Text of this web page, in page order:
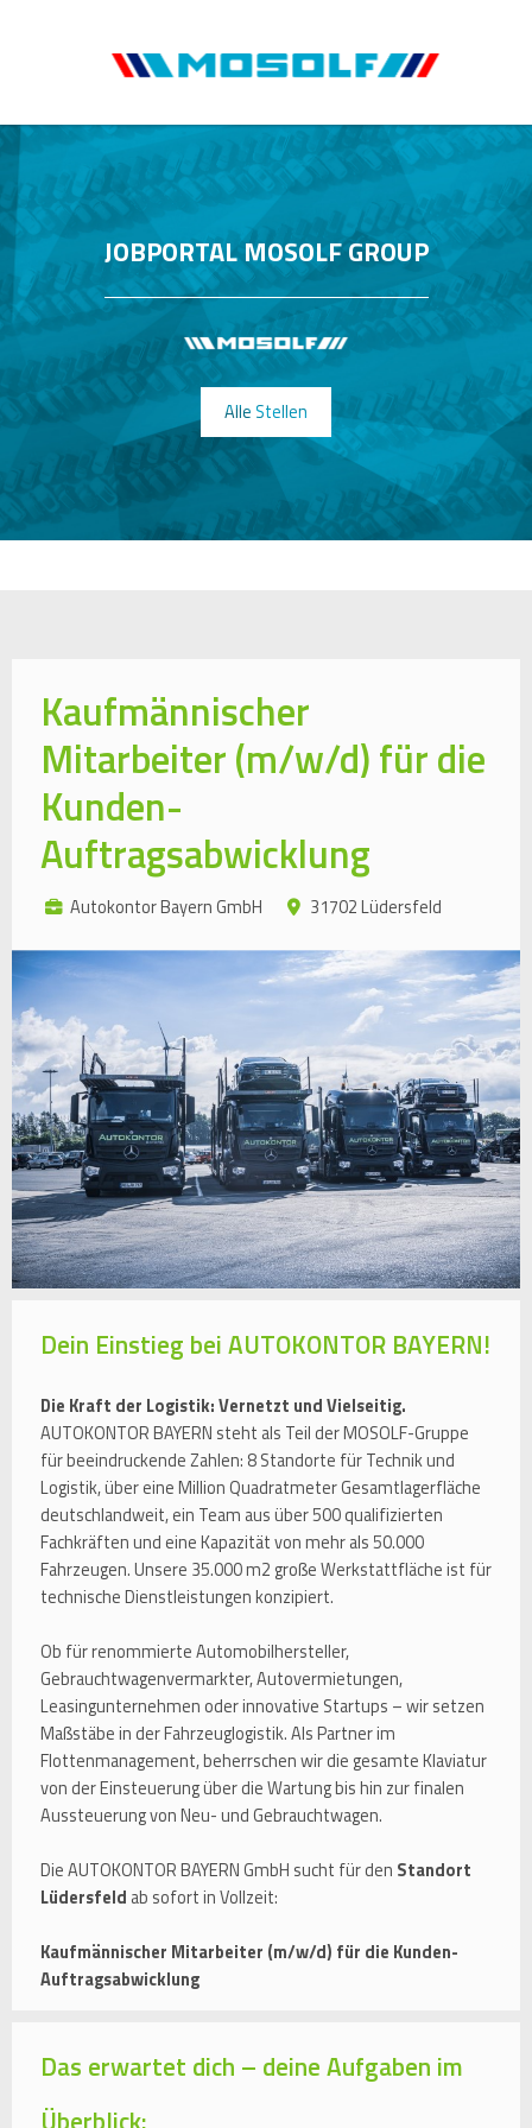
JOBPORTAL MOSOLF GROUP
Alle Stellen
Kaufmännischer
Mitarbeiter (m/w/d) für die
Kunden-
Auftragsabwicklung
Autokontor Bayern GmbH 31702 Lüdersfeld
Dein Einstieg bei AUTOKONTOR BAYERN!
Die Kraft der Logistik: Vernetzt und Vielseitig.
AUTOKONTOR BAYERN steht als Teil der MOSOLF-Gruppe
für beeindruckende Zahlen: 8 Standorte für Technik und
Logistik, über eine Million Quadratmeter Gesamtlagerfläche
deutschlandweit, ein Team aus über 500 qualifizierten
Fachkräften und eine Kapazität von mehr als 50.000
Fahrzeugen. Unsere 35.000 m2 große Werkstattfläche ist für
technische Dienstleistungen konzipiert.
Ob für renommierte Automobilhersteller,
Gebrauchtwagenvermarkter, Autovermietungen,
Leasingunternehmen oder innovative Startups – wir setzen
Maßstäbe in der Fahrzeuglogistik. Als Partner im
Flottenmanagement, beherrschen wir die gesamte Klaviatur
von der Einsteuerung über die Wartung bis hin zur finalen
Aussteuerung von Neu- und Gebrauchtwagen.
Die AUTOKONTOR BAYERN GmbH sucht für den Standort
Lüdersfeld ab sofort in Vollzeit:
Kaufmännischer Mitarbeiter (m/w/d) für die Kunden-
Auftragsabwicklung
Das erwartet dich – deine Aufgaben im